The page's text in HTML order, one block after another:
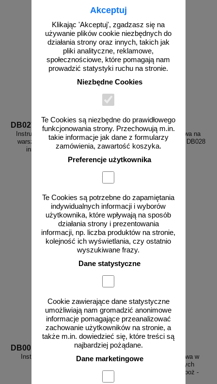
Akceptuj
Klikając 'Akceptuj', zgadzasz się na
używanie plików cookie niezbędnych do
działania strony oraz innych, takich jak
pliki analityczne, reklamowe,
społecznościowe, które pomagają nam
prowadzić statystyki ruchu na stronie.
Niezbędne Cookies
Te Cookies są niezbędne do prawidłowego
funkcjonowania strony. Przechowują m.in.
takie informacje jak dane z formularzy
zamówienia, zawartość koszyka.
Preferencje użytkownika
Te Cookies są potrzebne do zapamiętania
indywidualnych informacji i wyborów
użytkownika, które wpływają na sposób
działania strony i prezentowania
informacji, np. liczba produktów na stronie,
kolejność ich wyświetlania, czy ostatnio
wyszukiwane frazy.
Dane statystyczne
Cookie zawierające dane statystyczne
umożliwiają nam gromadzić anonimowe
informacje pomagające przeanalizować
zachowanie użytkowników na stronie, a
także m.in. dowiedzieć się, które treści są
najbardziej pożądane.
Dane marketingowe
DB027
Instrukcja przeciwpożarowa dla
warsztatów samochodowych -
instrukcja ppoż - DB027
od 10,86 zł
8,83 zł netto
do koszyka
DB028
Instrukcja przeciwpożarowa na
budowie - instrukcja ppoż - DB028
od 10,86 zł
8,83 zł netto
do koszyka
DB001
Instrukcja przeciwpożarowa
DB025
Instrukcja przeciwpożarowa w
magazynach zagrożonych
wybuchem - instrukcja ppoż -